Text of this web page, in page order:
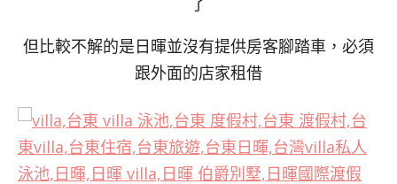
但比較不解的是日暉並沒有提供房客腳踏車，必須
跟外面的店家租借